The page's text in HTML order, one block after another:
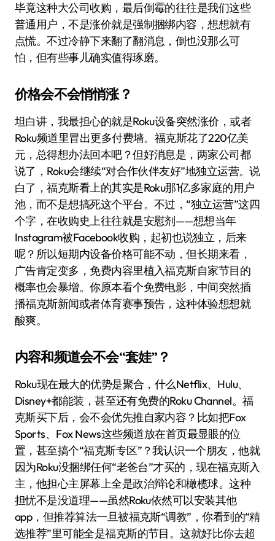
毕竟这种大公司收购，最后倒霉的往往是我们这些
普通用户，不是涨价就是强制捆绑内容，想想就有
点慌。不过冷静下来翻了翻消息，倒也没那么可
怕，但有些事儿确实值得琢磨。
价格会不会悄悄涨？
坦白讲，我最担心的就是Roku设备突然涨价，或者
Roku频道里冒出更多付费墙。福克斯花了220亿美
元，总得想办法回本吧？但好消息是，两家公司都
说了，Roku会继续“对合作伙伴友好”地独立运营。说
白了，福克斯看上的其实是Roku那1亿多家庭的用户
池，而不是想搞死这个平台。不过，“独立运营”这四
个字，在收购史上往往就是安慰剂——想想当年
Instagram被Facebook收购，起初也说独立，后来
呢？所以短期内设备价格可能不动，但长期来看，
广告肯定变多，免费内容里植入福克斯自家节目的
概率也会暴增。你原本看个免费电影，中间突然插
播福克斯新闻或者体育赛事预告，这种体验想想就
酸爽。
内容和频道会不会“套娃”？
Roku现在最大的优势是聚合，什么Netflix、Hulu、
Disney+都能装，甚至还有免费的Roku Channel。福
克斯买下后，会不会优先推自家内容？比如把Fox
Sports、Fox News这些频道放在首页最显眼的位
置，甚至搞个“福克斯专区”？我认识一个朋友，他就
因为Roku没捆绑任何“老爸台”才买的，现在福克斯入
主，他担心主屏幕上全是政治辩论和橄榄球。这种
担忧不是没道理——虽然Roku依然可以安装其他
app，但推荐算法一旦被福克斯“调教”，你看到的“精
选推荐”里可能全是福克斯的节目。这就好比你去超